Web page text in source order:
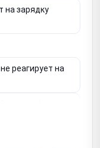
на зарядку
реагирует на
Crown